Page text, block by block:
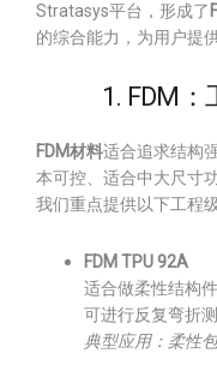
Stratasys平台，形成了
的综合能力，为用户提
1. FDM
FDM材料适合追求结构
本可控、适合中大尺寸功
我们重点提供以下工程
FDM TPU 92A
适合做柔性结构
可进行反复弯折测
典型应用：柔性